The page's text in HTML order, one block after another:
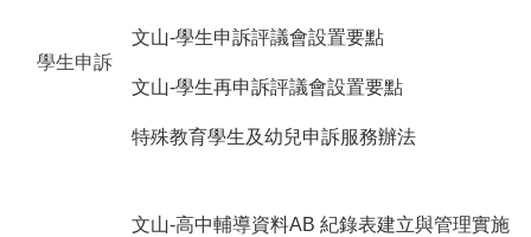
學生申訴
文山-學生申訴評議會設置要點
文山-學生再申訴評議會設置要點
特殊教育學生及幼兒申訴服務辦法
文山-高中輔導資料AB 紀錄表建立與管理實施